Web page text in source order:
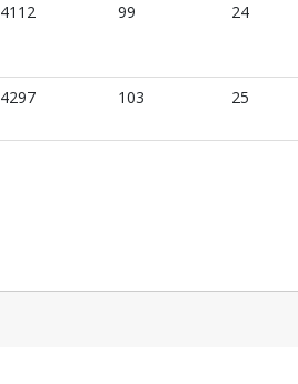
4112 99 24
4297 103 25